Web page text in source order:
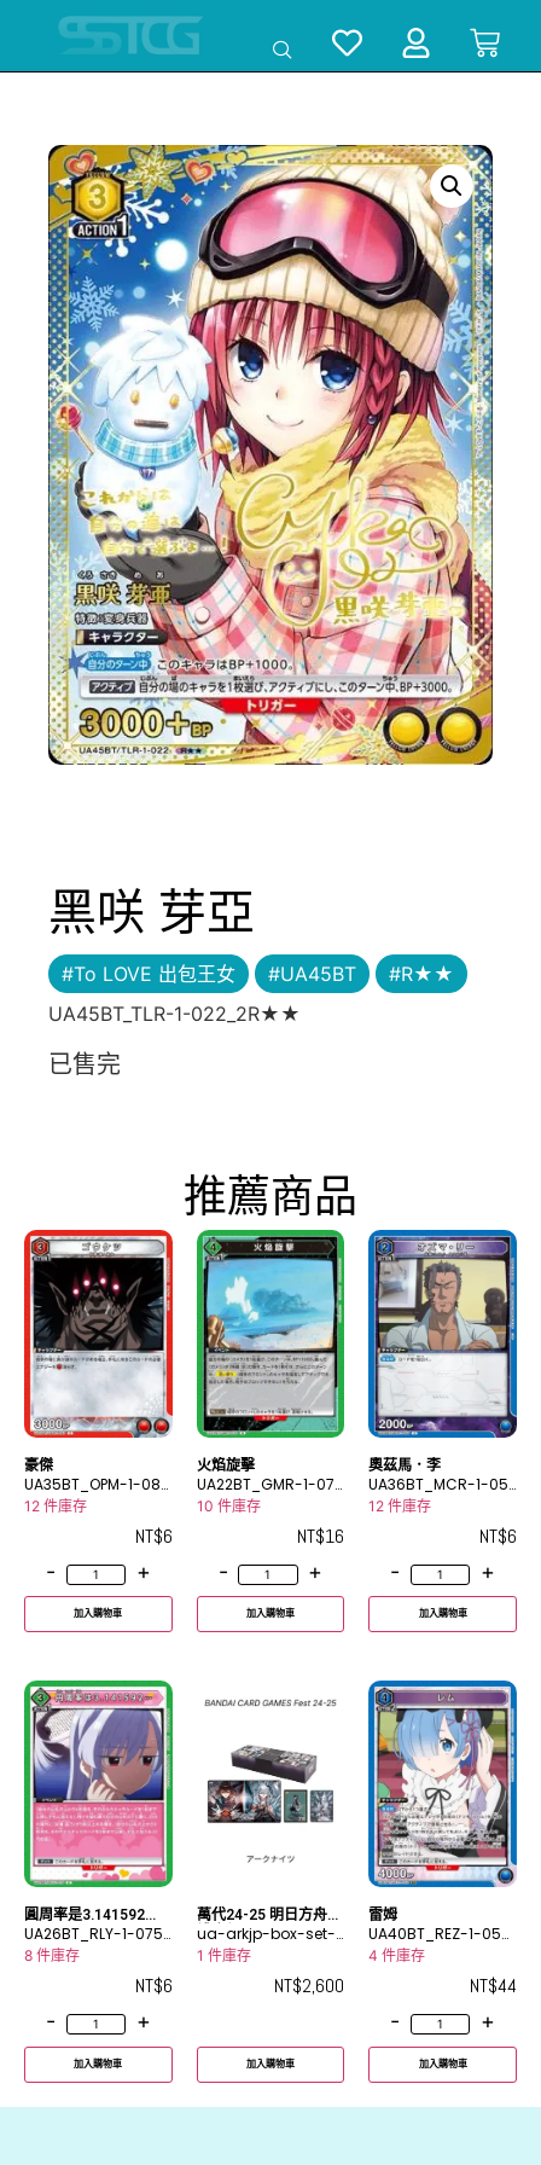
黑咲 芽亞
#To LOVE 出包王女 #UA45BT
#R★★
UA45BT_TLR-1-022_2R★★
已售完
推薦商品
豪傑
UA35BT_OPM-1-085
C
12 件庫存
NT$6
-
+
加入購物車
火焰旋擊
UA22BT_GMR-1-076
R
10 件庫存
NT$16
-
+
加入購物車
奧茲馬．李
UA36BT_MCR-1-05
5C
12 件庫存
NT$6
-
+
加入購物車
圓周率是3.141592…
UA26BT_RLY-1-075
C
8 件庫存
NT$6
-
+
加入購物車
萬代24-25 明日方舟
禮盒組
ua-arkjp-box-set-2
4-25
1 件庫存
NT$2,600
加入購物車
雷姆
UA40BT_REZ-1-052
SR
4 件庫存
NT$44
-
+
加入購物車